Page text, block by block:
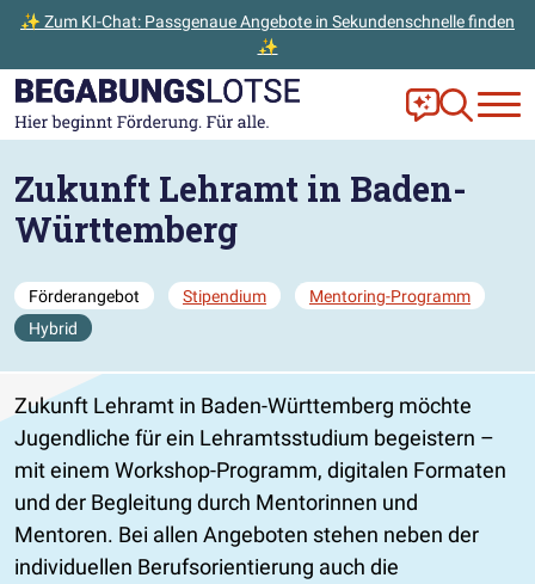
✨ Zum KI-Chat: Passgenaue Angebote in Sekundenschnelle finden
✨
Zum Hauptinhalt der Seite springen
Zur Startseite gehen Frag Ella!
Zur
Zukunft Lehramt in Baden-
Württemberg
Förderangebot Stipendium
Mentoring-Programm
Hybrid
Zukunft Lehramt in Baden-Württemberg möchte
Jugendliche für ein Lehramtsstudium begeistern –
mit einem Workshop-Programm, digitalen Formaten
und der Begleitung durch Mentorinnen und
Mentoren. Bei allen Angeboten stehen neben der
individuellen Berufsorientierung auch die